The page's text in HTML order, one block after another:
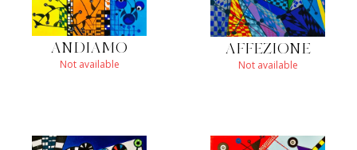
ANDIAMO
Not available
AFFEZIONE
Not available